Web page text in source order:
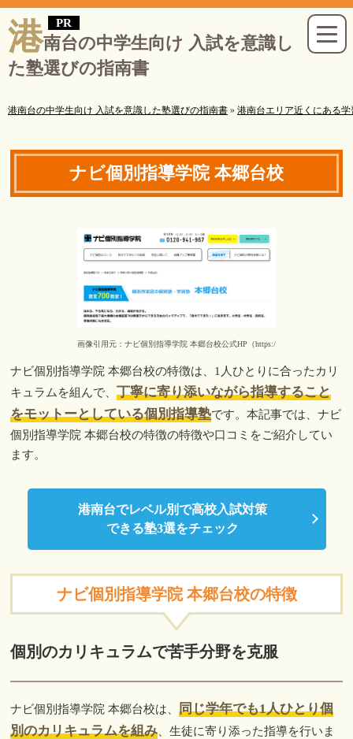
港南台の中学生向け 入試を意識し
た塾選びの指南書
港南台の中学生向け 入試を意識した塾選びの指南書 » 港南台エリア近くにある学
ナビ個別指導学院 本郷台校
画像引用元：ナビ個別指導学院 本郷台校公式HP（https://www.navi-school.com/
ナビ個別指導学院 本郷台校の特徴は、1人ひとりに合ったカリ
キュラムを組んで、丁寧に寄り添いながら指導すること
をモットーとしている個別指導塾です。本記事では、ナビ
個別指導学院 本郷台校の特徴の特徴や口コミをご紹介してい
ます。
港南台でレベル別で高校入試対策
できる塾3選をチェック
ナビ個別指導学院 本郷台校の特徴
個別のカリキュラムで苦手分野を克服
ナビ個別指導学院 本郷台校は、同じ学年でも1人ひとり個
別のカリキュラムを組み 、生徒に寄り添った指導を行いま